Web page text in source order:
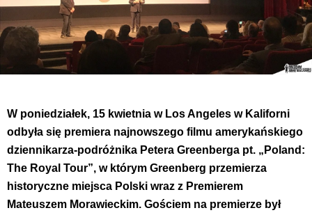
W poniedziałek, 15 kwietnia w Los Angeles w Kaliforni
odbyła się premiera najnowszego filmu amerykańskiego
dziennikarza-podróżnika Petera Greenberga pt. „Poland:
The Royal Tour”, w którym Greenberg przemierza
historyczne miejsca Polski wraz z Premierem
Mateuszem Morawieckim. Gościem na premierze był